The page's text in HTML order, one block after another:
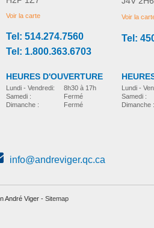
Voir la carte
Tel: 514.274.7560
Tel: 1.800.363.6703
HEURES D'OUVERTURE
Lundi - Vendredi:
Samedi :
Dimanche :
8h30 à 17h
Fermé
Fermé
Voir la
Tel:
Lundi -
Samedi :
Dimanche :
info@andreviger.qc.ca
André Viger - Sitemap